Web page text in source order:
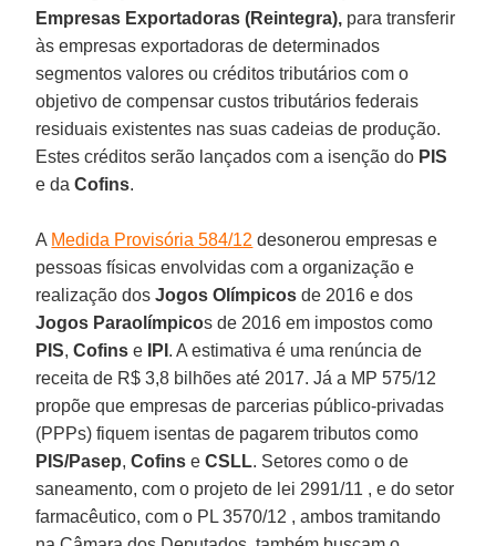
Empresas Exportadoras (Reintegra), para transferir
às empresas exportadoras de determinados
segmentos valores ou créditos tributários com o
objetivo de compensar custos tributários federais
residuais existentes nas suas cadeias de produção.
Estes créditos serão lançados com a isenção do PIS
e da Cofins.
A Medida Provisória 584/12 desonerou empresas e
pessoas físicas envolvidas com a organização e
realização dosJogos Olímpicos de 2016 e dos
Jogos Paraolímpicos de 2016 em impostos como
PIS,Cofins e IPI . A estimativa é uma renúncia de
receita de R$ 3,8 bilhões até 2017. Já a MP 575/12
propõe que empresas de parcerias público-privadas
(PPPs) fiquem isentas de pagarem tributos como
PIS/Pasep,Cofins eCSLL. Setores como o de
saneamento, com o projeto de lei 2991/11 , e do setor
farmacêutico, com o PL 3570/12 , ambos tramitando